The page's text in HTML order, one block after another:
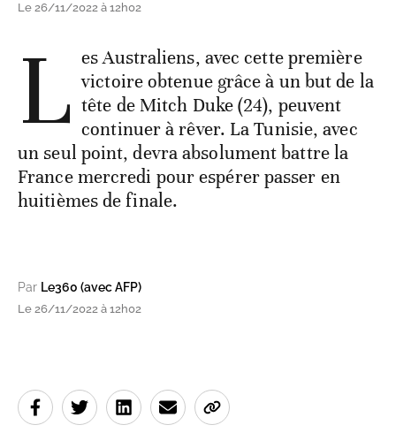
Le 26/11/2022 à 12h02
L es Australiens, avec cette première
victoire obtenue grâce à un but de la
tête de Mitch Duke (24), peuvent
continuer à rêver. La Tunisie, avec
un seul point, devra absolument battre la
France mercredi pour espérer passer en
huitièmes de finale.
Par Le360 (avec AFP)
Le 26/11/2022 à 12h02